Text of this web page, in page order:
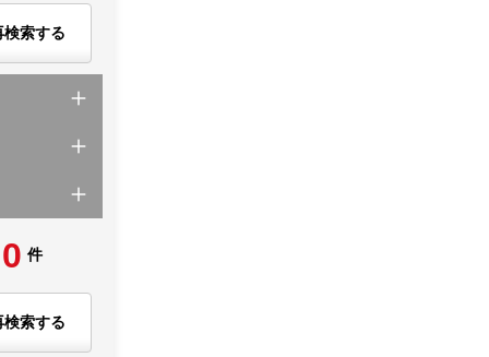
検索する
0 件
検索する